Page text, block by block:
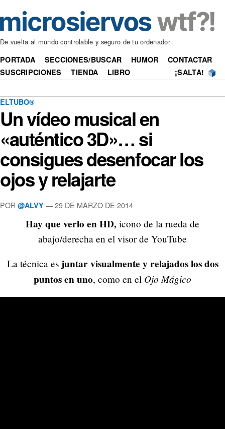
De vuelta al mundo controlable y seguro de tu ordenador
PORTADA SECCIONES/BUSCAR HUMOR
CONTACTAR
SUSCRIPCIONES
TIENDA LIBRO ¡SALTA!
ELTUBO®
Un vídeo musical en
«auténtico 3D»… si
consigues desenfocar los
ojos y relajarte
POR @ALVY —29 DE MARZO DE 2014
Hay que verlo en HD, icono de la rueda de
abajo/derecha en el visor de YouTube
La técnica es juntar visualmente y relajados los dos
puntos en uno, como en el Ojo Mágico